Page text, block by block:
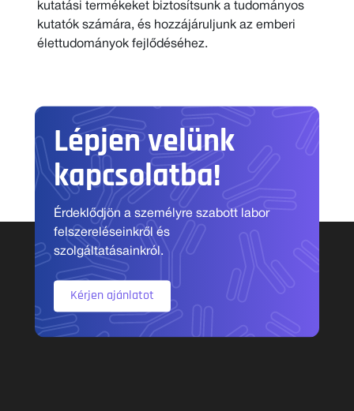
kutatási termékeket biztosítsunk a tudományos
kutatók számára, és hozzájáruljunk az emberi
élettudományok fejlődéséhez.
Lépjen velünk
kapcsolatba!
Érdeklődjön a személyre szabott labor
felszereléseinkről és
szolgáltatásainkról.
Kérjen ajánlatot